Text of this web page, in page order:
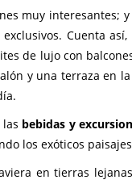
muy interesantes;
Cuenta
de lujo con
y una terraza en
bebidas y
los exóticos
en tierras